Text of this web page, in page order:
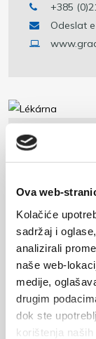
Ova web-
Kolačiće
sadržaj i
analizirali
naše web-
medije,
drugim
dok ste
korištenja
+385
Odeslat
Lékárna
Blato 6
Pošta
Obala
+385